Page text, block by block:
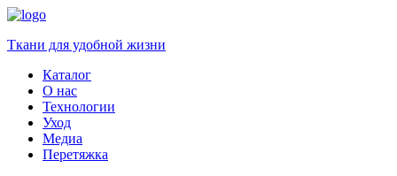
Ткани для удобной жизни
Каталог
О нас
Технологии
Уход
Медиа
Перетяжка